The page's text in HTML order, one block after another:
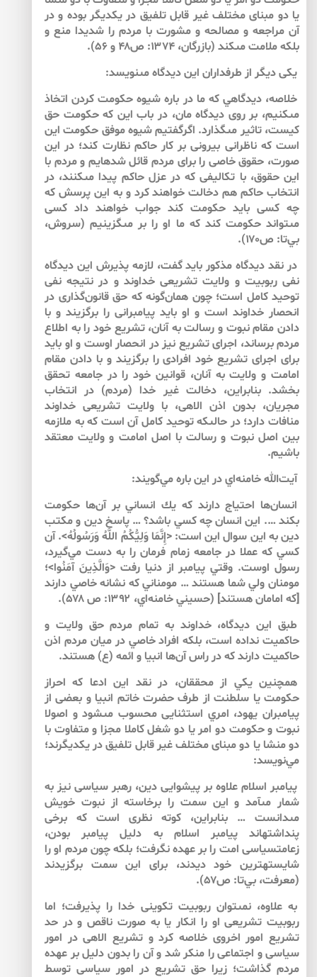
يا دو مبناى مختلف غير قابل تلفيق در يكديگر بوده و در
آن مراجعه و مصالحه و مشورت با مردم را شديدا منع و
بلكه ملامت مى‏كند (بازرگان، ۱۳۷۴: ص۴۸ و ۵۶).
يكى ديگر از طرفداران اين ديدگاه مى‏نويسد:
خلاصه، ديدگاهي كه ما در باره شيوه حكومت كردن اتخاذ
مى‏كنيم، بر روى ديدگاه مان، در باب اين كه حكومت ‏حق
كيست، تاثير مى‏گذارد. اگرگفتيم شيوه موفق حكومت اين
است كه ناظرانى بيرونى بر كار حاكم نظارت كند؛ در اين
صورت، حقوق خاصى را براى مردم قائل شده‏ايم و مردم با
اين حقوق، با تكاليفى كه در عزل حاكم پيدا مى‏كنند، در
انتخاب حاكم هم دخالت ‏خواهند كرد و به اين پرسش كه
چه كسى بايد حكومت كند جواب خواهند داد كسى
مى‏تواند حكومت كند كه ما او را بر مى‏گزينيم‏ (سروش،
بي‌‌تا: ص۱۷۰).
در نقد ديدگاه مذكور بايد گفت، لازمه پذيرش اين ديدگاه
نفى ربوبيت و ولايت تشريعى خداوند و در نتيجه نفى
توحيد كامل است؛ چون همان‌‌گونه كه حق قانون‌‌گذارى در
انحصار خداوند است و او بايد پيامبرانى را برگزيند و با
دادن مقام نبوت و رسالت ‏به آنان، تشريع خود را به اطلاع
مردم برساند، اجراى تشريع نيز در انحصار اوست و او بايد
براى اجراى تشريع خود افرادى را برگزيند و با دادن مقام
امامت و ولايت‏ به آنان، قوانين خود را در جامعه تحقق
بخشد. بنابراين، دخالت غير خدا (مردم) در انتخاب
مجريان، بدون اذن الاهى، با ولايت تشريعى خداوند
منافات دارد؛ در حالى‏كه توحيد كامل آن است كه به ملازمه
بين اصل نبوت و رسالت ‏با اصل امامت و ولايت معتقد
باشيم.
آيت‌الله خامنه‌‌اي در اين باره مي‌‌گويند:
انسان‌‌ها احتياج دارند كه يك انساني بر آن‌‌ها حكومت
بكند …. اين انسان چه كسي باشد؟ … پاسخ دين و مكتب
دين به اين سوال اين است: <إِنَّمَا وَلِيُّكُمُ اللَّهُ وَرَسُولُهُ>. آن
كسي كه عملا در جامعه زمام فرمان را به دست مي‌‌گيرد،
رسول اوست. وقتي پيامبر از دنيا رفت <وَالَّذِينَ آمَنُوا>؛
مومنان ولي شما هستند … مومناني كه نشانه خاصي دارند
[كه امامان هستند] (حسيني خامنه‌‌اي، ۱۳۹۲: ص ۵۷۸).
طبق اين ديدگاه، خداوند به تمام مردم حق ولايت و
حاكميت نداده است، بلكه افراد خاصي در ميان مردم اذن
حاكميت دارند كه در راس آن‌‌ها انبيا و ائمه (ع) هستند.
همچنين يكي از محققان، در نقد اين ادعا كه احراز
حكومت ‏يا سلطنت از طرف حضرت خاتم انبيا و بعضى از
پيامبران يهود، امري استثنايى محسوب مى‏شود و اصولا
نبوت و حكومت دو امر يا دو شغل كاملا مجزا و متفاوت با
دو منشا يا دو مبناى مختلف غير قابل تلفيق در يكديگرند؛
مي‌‌نويسد:
پيامبر اسلام علاوه بر پيشوايى دين، رهبر سياسى نيز به
شمار مى‏آمد و اين سمت را برخاسته از نبوت خويش
مى‏دانست … بنابراين، كوته نظرى است كه برخى
پنداشته‏اند پيامبر اسلام به دليل پيامبر بودن،
زعامت‏سياسى امت را بر عهده نگرفت؛ ‏بلكه چون مردم او را
شايسته‏ترين خود ديدند، براى اين سمت ‏برگزيدند
(معرفت، بي‌‌تا: ص۵۷).
به علاوه، نمى‏توان ربوبيت تكوينى خدا را پذيرفت؛ اما
ربوبيت تشريعى او را انكار يا به صورت ناقص و در حد
تشريع امور اخروى خلاصه كرد و تشريع الاهى در امور
سياسى و اجتماعى را منكر شد و آن را بدون دليل بر عهده
مردم گذاشت؛ زيرا حق تشريع در امور سياسى توسط